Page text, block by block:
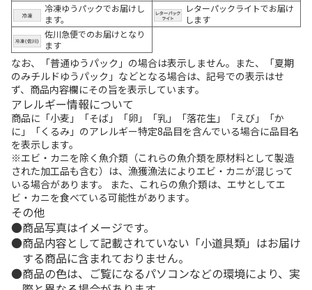
冷凍ゆうパックでお届けし
ます。
レターパックライトでお届け
します
佐川急便でのお届けとなり
ます
なお、「普通ゆうパック」の場合は表示しません。また、「夏期
のみチルドゆうパック」などとなる場合は、記号での表示はせ
ず、商品内容欄にその旨を表示しています。
アレルギー情報について
商品に「小麦」「そば」「卵」「乳」「落花生」「えび」「か
に」「くるみ」のアレルギー特定8品目を含んでいる場合に品目名
を表示します。
※エビ・カニを除く魚介類（これらの魚介類を原材料として製造
された加工品も含む）は、漁獲漁法によりエビ・カニが混じって
いる場合があります。 また、これらの魚介類は、エサとしてエ
ビ・カニを食べている可能性があります。
その他
商品写真はイメージです。
商品内容として記載されていない「小道具類」はお届け
する商品に含まれておりません。
商品の色は、ご覧になるパソコンなどの環境により、実